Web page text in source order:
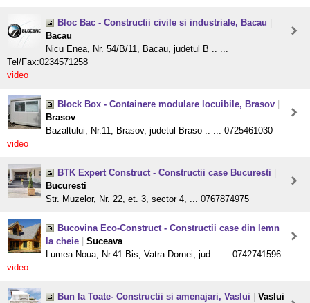
Bloc Bac - Constructii civile si industriale, Bacau
Bacau
Nicu Enea, Nr. 54/B/11, Bacau, judetul B .. ...
Tel/Fax:0234571258
video
Block Box - Containere modulare locuibile, Brasov
Brasov
Bazaltului, Nr.11, Brasov, judetul Braso .. ... 0725461030
video
BTK Expert Construct - Constructii case Bucuresti
Bucuresti
Str. Muzelor, Nr. 22, et. 3, sector 4, ... 0767874975
Bucovina Eco-Construct - Constructii case din lemn
la cheie
Suceava
Lumea Noua, Nr.41 Bis, Vatra Dornei, jud .. ... 0742741596
video
Bun la Toate- Constructii si amenajari, Vaslui
Vaslui